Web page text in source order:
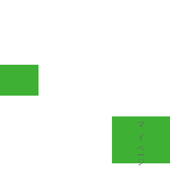
マイページ